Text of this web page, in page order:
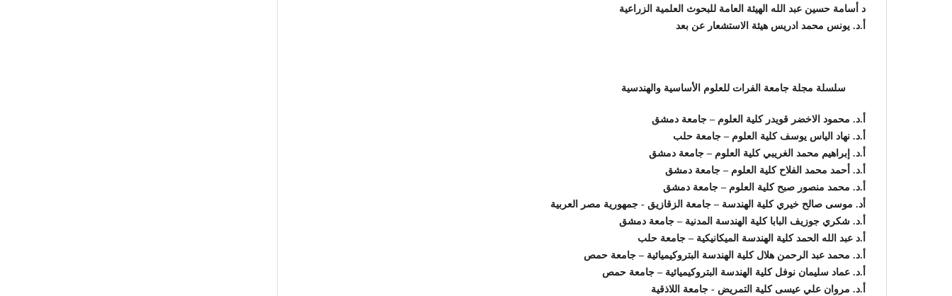
د أسامة حسين عبد الله الهيئة العامة للبحوث العلمية الزراعية
أ.د. يونس محمد ادريس هيئة الاستشعار عن بعد
سلسلة مجلة جامعة الفرات للعلوم الأساسية والهندسية
أ.د. محمود الاخضر قويدر كلية العلوم – جامعة دمشق
أ.د. نهاد الياس يوسف كلية العلوم – جامعة حلب
أ.د. إبراهيم محمد الغريبي كلية العلوم – جامعة دمشق
أ.د. أحمد محمد الفلاح كلية العلوم – جامعة دمشق
أ.د. محمد منصور صبح كلية العلوم – جامعة دمشق
أد. موسى صالح خيري كلية الهندسة – جامعة الزقازيق - جمهورية مصر العربية
أ.د. شكري جوزيف البابا كلية الهندسة المدنية – جامعة دمشق
أ.د عبد الله الحمد كلية الهندسة الميكانيكية – جامعة حلب
أ.د. محمد عبد الرحمن هلال كلية الهندسة البتروكيميائية – جامعة حمص
أ.د. عماد سليمان نوفل كلية الهندسة البتروكيميائية – جامعة حمص
أ.د. مروان علي عيسى كلية التمريض - جامعة اللاذقية